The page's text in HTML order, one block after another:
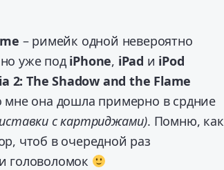
– римейк одной невероятно
уже под iPhone, iPad и iPod
2: The Shadow and the Flame
мне она дошла примерно в срдние
с картриджами). Помню, как
чтоб в очередной раз
головоломок